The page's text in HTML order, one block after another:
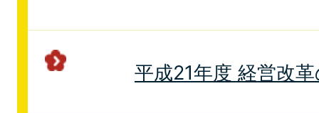
平成21年度 経営改